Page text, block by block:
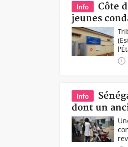
Info
Côte
jeunes
Info
dont un